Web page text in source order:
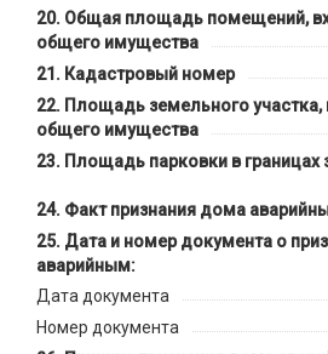
Общая площадь помещений,
общего имущества
Кадастровый номер
Площадь земельного
общего имущества
Площадь парковки в границах
Факт признания дома
Дата и номер документа о
аварийным:
Дата документа
Номер документа